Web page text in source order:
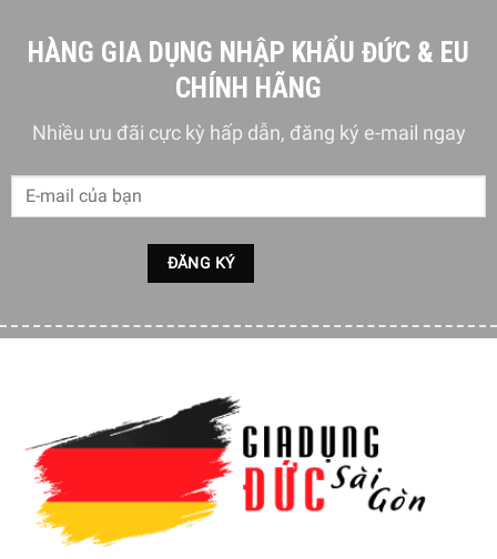
Được trồng trên đá vôi pha đất sét và đá cuội cuộn.
Việc thu hoạch được lựa chọn cẩn thận khi nho đã đủ
độ chín giúp chất lượng rượu được đảm bảo nhất.
HÀNG GIA DỤNG NHẬP KHẨU ĐỨC & EU
CHÍNH HÃNG
Nhiều ưu đãi cực kỳ hấp dẫn, đăng ký e-mail ngay